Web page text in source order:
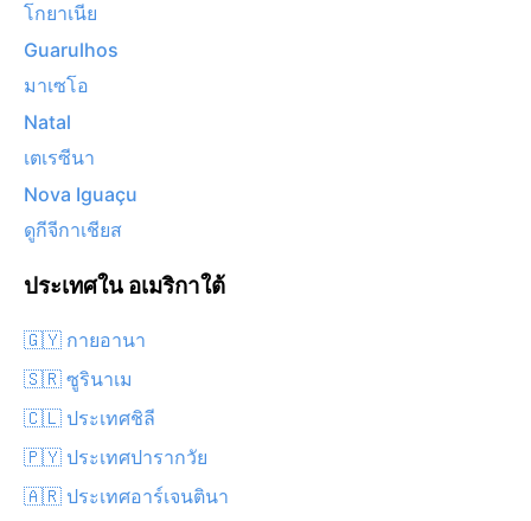
โกยาเนีย
Guarulhos
มาเซโอ
Natal
เตเรซีนา
Nova Iguaçu
ดูกีจีกาเชียส
ประเทศใน อเมริกาใต้
🇬🇾 กายอานา
🇸🇷 ซูรินาเม
🇨🇱 ประเทศชิลี
🇵🇾 ประเทศปารากวัย
🇦🇷 ประเทศอาร์เจนตินา